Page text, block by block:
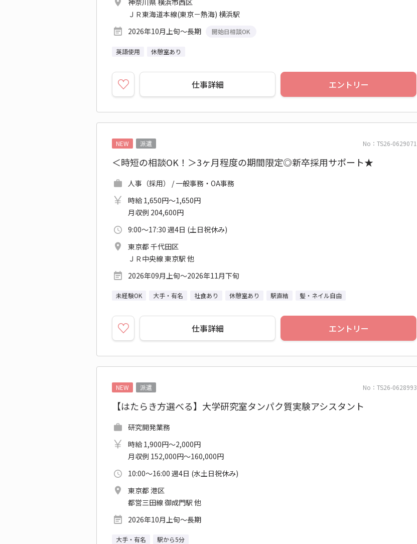
神奈川県 横浜市西区
ＪＲ東海道本線(東京－熱海) 横浜駅
2026年10月上旬～長期
開始日相談OK
英語使用 休憩室あり
仕事詳細 エントリー
No：TS26-0629071
NEW 派遣
＜時短の相談OK！＞3ヶ月程度の期間限定◎新卒採用サポート★
人事（採用） / 一般事務・OA事務
時給 1,650円～1,650円
月収例 204,600円
9:00～17:30 週4日 (土日祝休み)
東京都 千代田区
ＪＲ中央線 東京駅 他
2026年09月上旬～2026年11月下旬
未経験OK 大手・有名 社食あり 休憩室あり 駅直結 髪・ネイル自由
仕事詳細 エントリー
No：TS26-0628993
NEW 派遣
【はたらき方選べる】大学研究室タンパク質実験アシスタント
研究開発業務
時給 1,900円～2,000円
月収例 152,000円～160,000円
10:00～16:00 週4日 (水土日祝休み)
東京都 港区
都営三田線 御成門駅 他
2026年10月上旬～長期
大手・有名 駅から5分